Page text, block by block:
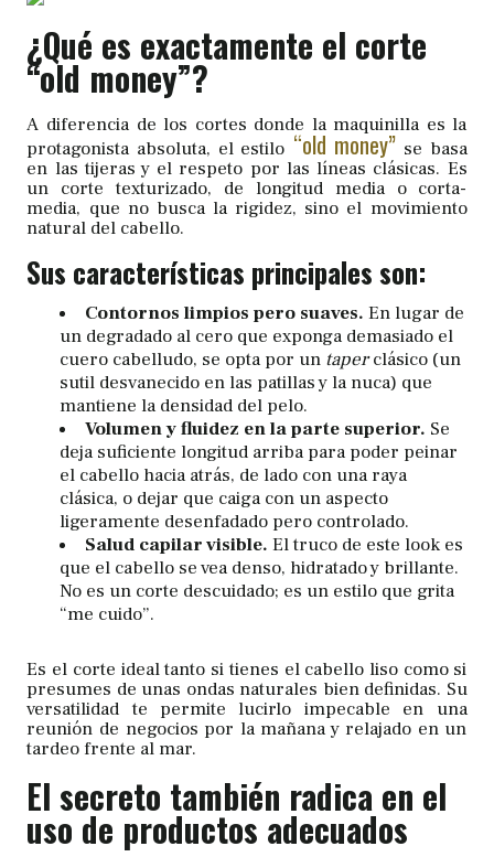
¿Qué es exactamente el corte
“old money”?
A diferencia de los cortes donde la maquinilla es la
protagonista absoluta, el estilo “old money” se basa
en las tijeras y el respeto por las líneas clásicas. Es
un corte texturizado, de longitud media o corta-
media, que no busca la rigidez, sino el movimiento
natural del cabello.
Sus características principales son:
Contornos limpios pero suaves. En lugar de
un degradado al cero que exponga demasiado el
cuero cabelludo, se opta por un taperclásico (un
sutil desvanecido en las patillas y la nuca) que
mantiene la densidad del pelo.
Volumen y fluidez en la parte superior. Se
deja suficiente longitud arriba para poder peinar
el cabello hacia atrás, de lado con una raya
clásica, o dejar que caiga con un aspecto
ligeramente desenfadado pero controlado.
Salud capilar visible. El truco de este look es
que el cabello se vea denso, hidratado y brillante.
No es un corte descuidado; es un estilo que grita
“me cuido”.
Es el corte ideal tanto si tienes el cabello liso como si
presumes de unas ondas naturales bien definidas. Su
versatilidad te permite lucirlo impecable en una
reunión de negocios por la mañana y relajado en un
tardeo frente al mar.
El secreto también radica en el
uso de productos adecuados